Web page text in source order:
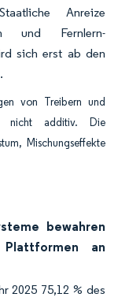
Anreize
und Fernlern-
sich erst ab den
von Treibern und
nicht additiv. Die
Mischungseffekte
bewahren
an
2025 75,12 % des